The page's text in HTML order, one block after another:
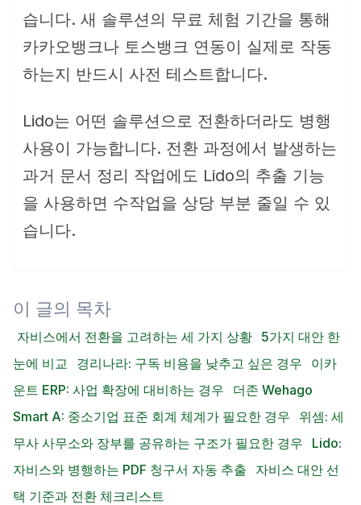
습니다. 새 솔루션의 무료 체험 기간을 통해
카카오뱅크나 토스뱅크 연동이 실제로 작동
하는지 반드시 사전 테스트합니다.
Lido는 어떤 솔루션으로 전환하더라도 병행
사용이 가능합니다. 전환 과정에서 발생하는
과거 문서 정리 작업에도 Lido의 추출 기능
을 사용하면 수작업을 상당 부분 줄일 수 있
습니다.
이 글의 목차
자비스에서 전환을 고려하는 세 가지 상황 5가지 대안 한
눈에 비교
경리나라: 구독 비용을 낮추고 싶은 경우
이카
운트 ERP: 사업 확장에 대비하는 경우
더존 Wehago
Smart A: 중소기업 표준 회계 체계가 필요한 경우
위셈: 세
무사 사무소와 장부를 공유하는 구조가 필요한 경우
Lido:
자비스와 병행하는 PDF 청구서 자동 추출
자비스 대안 선
택 기준과 전환 체크리스트